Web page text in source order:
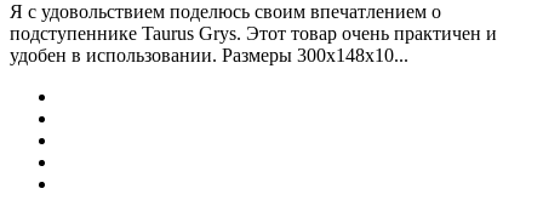
Я с удовольствием поделюсь своим впечатлением о
подступеннике Taurus Grys. Этот товар очень практичен и
удобен в использовании. Размеры 300х148х10...